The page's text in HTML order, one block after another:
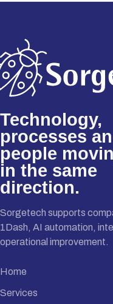
Technology,
processes
people
in the same
direction.
Sorgetech supports
1Dash, AI automation,
operational improvement.
Home
Services